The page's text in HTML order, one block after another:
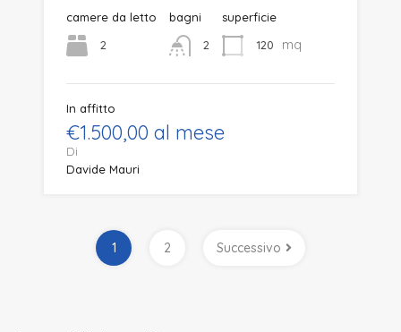
camere da letto
2
bagni
2
superficie
120
mq
In affitto
€1.500,00 al mese
Di
Davide Mauri
1 2 Successivo